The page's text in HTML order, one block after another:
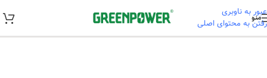
عبور به ناوبری
رفتن به محتوای اصلی
منو
خانه/ آموزشی